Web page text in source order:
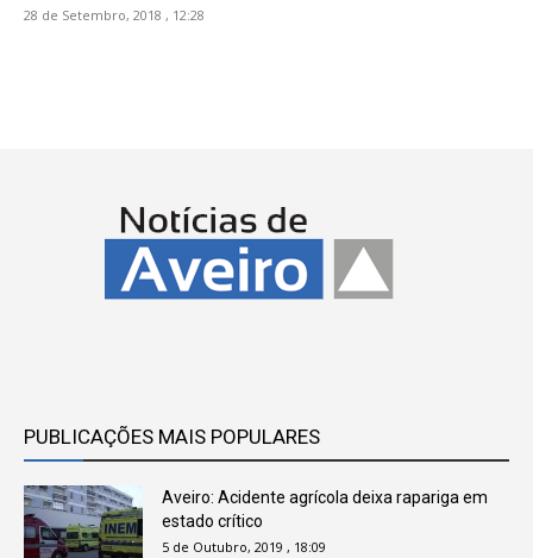
28 de Setembro, 2018 , 12:28
PUBLICAÇÕES MAIS POPULARES
Aveiro: Acidente agrícola deixa rapariga em
estado crítico
5 de Outubro, 2019 , 18:09